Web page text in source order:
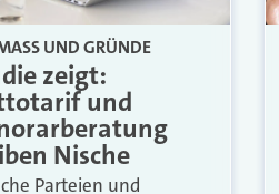
UND GRÜNDE
zeigt:
und
Nische
Parteien und